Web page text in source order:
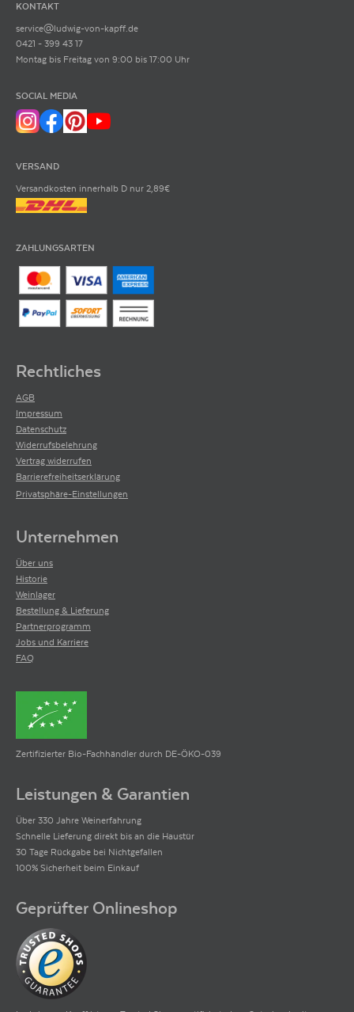
KONTAKT
service@ludwig-von-kapff.de
0421 - 399 43 17
Montag bis Freitag von 9:00 bis 17:00 Uhr
SOCIAL MEDIA
VERSAND
Versandkosten innerhalb D nur 2,89€
ZAHLUNGSARTEN
Rechtliches
AGB
Impressum
Datenschutz
Widerrufsbelehrung
Vertrag widerrufen
Barrierefreiheitserklärung
Privatsphäre-Einstellungen
Unternehmen
Über uns
Historie
Weinlager
Bestellung & Lieferung
Partnerprogramm
Jobs und Karriere
FAQ
Zertifizierter Bio-Fachhändler durch DE-ÖKO-039
Leistungen & Garantien
Über 330 Jahre Weinerfahrung
Schnelle Lieferung direkt bis an die Haustür
30 Tage Rückgabe bei Nichtgefallen
100% Sicherheit beim Einkauf
Geprüfter Onlineshop